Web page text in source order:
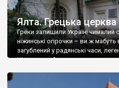
Ялта. Грецька
Греки залишили Україні чималий
ніжинські огірочки – ви ж мабуть
загублений у радянські часи,
Ніжин греки?